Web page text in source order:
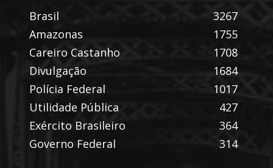
Brasil
3267
Amazonas
1755
Careiro Castanho
1708
Divulgação
1684
Polícia Federal
1017
Utilidade Pública
427
Exército Brasileiro
364
Governo Federal
314